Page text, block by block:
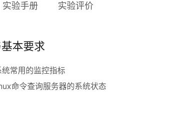
实验手册 实验评价
本要求
常用的监控指标
命令查询服务器的系统状态